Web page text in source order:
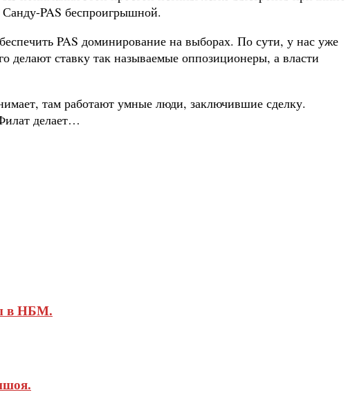
Санду-PAS беспроигрышной.
PAS доминирование на выборах. По сути, у нас уже
делают ставку так называемые оппозиционеры, а власти
там работают умные люди, заключившие сделку.
делает…
в НБМ.